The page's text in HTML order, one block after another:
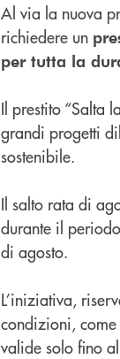
Al via la nuova
richiedere un
per tutta la
Il prestito “Salta
grandi progetti
sostenibile.
Il salto rata di
durante il
di agosto.
L’iniziativa,
condizioni,
valide solo fino